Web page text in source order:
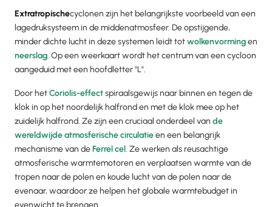
Extratropischecyclonen zijn het belangrijkste voorbeeld van een
lagedruksysteem in de middenatmosfeer. De opstijgende,
minder dichte lucht in deze systemen leidt totwolkenvormingen
neerslag. Op een weerkaart wordt het centrum van een cycloon
aangeduid met een hoofdletter "L".
Door hetCoriolis-effectspiraalsgewijs naar binnen en tegen de
klok in op het noordelijk halfrond en met de klok mee op het
zuidelijk halfrond. Ze zijn een cruciaal onderdeel van de
wereldwijde atmosferische circulatieen een belangrijk
mechanisme van deFerrel cel. Ze werken als reusachtige
atmosferische warmtemotoren en verplaatsen warmte van de
tropen naar de polen en koude lucht van de polen naar de
evenaar, waardoor ze helpen het globale warmtebudget in